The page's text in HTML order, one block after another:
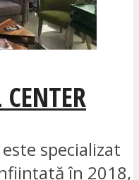
specializat
în 2018,